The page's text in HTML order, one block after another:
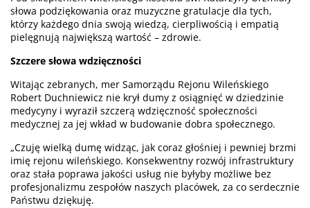
słowa podziękowania oraz muzyczne gratulacje dla tych,
którzy każdego dnia swoją wiedzą, cierpliwością i empatią
pielęgnują największą wartość – zdrowie.
Szczere słowa wdzięczności
Witając zebranych, mer Samorządu Rejonu Wileńskiego
Robert Duchniewicz nie krył dumy z osiągnięć w dziedzinie
medycyny i wyraził szczerą wdzięczność społeczności
medycznej za jej wkład w budowanie dobra społecznego.
„Czuję wielką dumę widząc, jak coraz głośniej i pewniej brzmi
imię rejonu wileńskiego. Konsekwentny rozwój infrastruktury
oraz stała poprawa jakości usług nie byłyby możliwe bez
profesjonalizmu zespołów naszych placówek, za co serdecznie
Państwu dziękuję.